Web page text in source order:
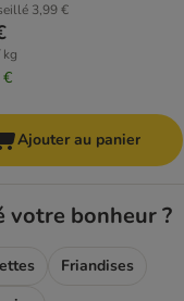
3,99 €
kg
€
Ajouter au panier
votre bonheur ?
Friandises